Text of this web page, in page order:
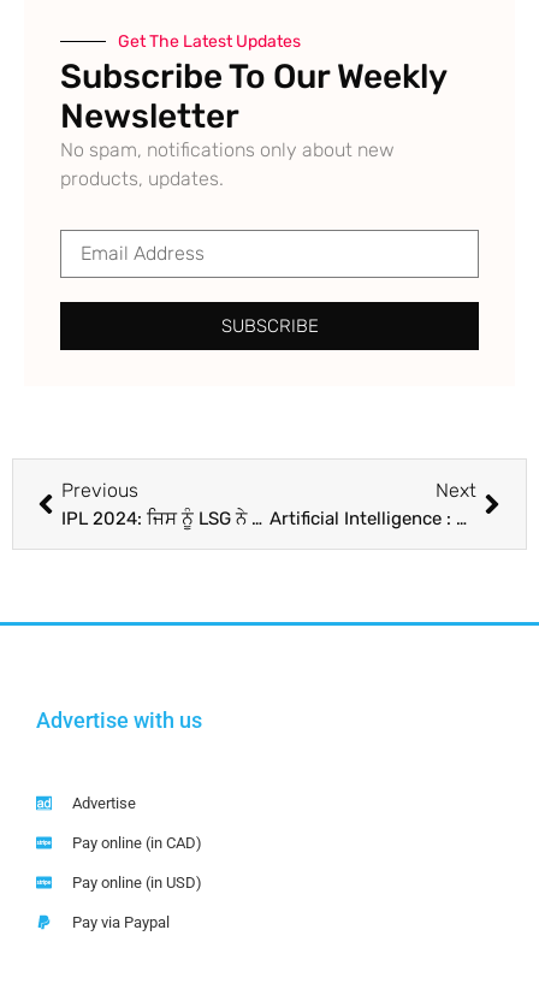
Get The Latest Updates
Subscribe To Our Weekly
Newsletter
No spam, notifications only about new
products, updates.
SUBSCRIBE
Previous
IPL 2024: ਜਿਸ ਨੂੰ LSG ਨੇ ਨਹੀਂ ਸਮਝਿਆ ਕਾਬਲ, ਇਕੱਲੇ 8 ਵਿਕਟਾਂ ਲੈ ਕੇ ਕੀਤਾ ਧਮਾਕਾ; ਬੱਲੇਬਾਜਾਂ ‘ਚ ਭਰਿਆ ਡਰ!
Next
Artificial Intelligence : ਏਆਈ ਨਾਲ ਸਮਾਰਟ ਸਿੱਖਿਆ ਵੱਲ ਵਧਦੇ ਕਦਮ
Advertise with us
Advertise
Pay online (in CAD)
Pay online (in USD)
Pay via Paypal